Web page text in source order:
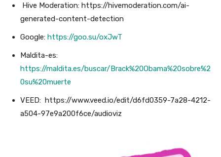
Hive Moderation: https://hivemoderation.com/ai-
generated-content-detection
Google: https://goo.su/oxJwT
Maldita-es:
https://maldita.es/buscar/Brack%20Obama%20sobre%2
0su%20muerte
VEED: https://www.veed.io/edit/d6fd0359-7a28-4212-
a504-97e9a200f6ce/audioviz